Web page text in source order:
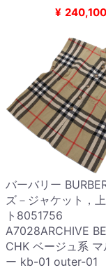
¥
バーバリー
ズ－ジャケット，
ト8051756
A7028ARCHIVE
CHK ベージュ系 マ
ー kb-01 outer-01